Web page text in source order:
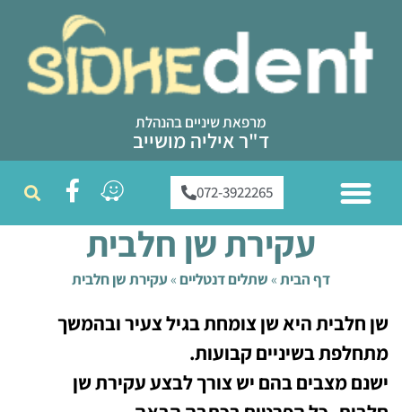
מרפאת שיניים בהנהלת
ד"ר איליה מושייב
072-3922265
עקירת שן חלבית
דף הבית»שתלים דנטליים »עקירת שן חלבית
שן חלבית היא שן צומחת בגיל צעיר ובהמשך
מתחלפת בשיניים קבועות.
ישנם מצבים בהם יש צורך לבצע עקירת שן